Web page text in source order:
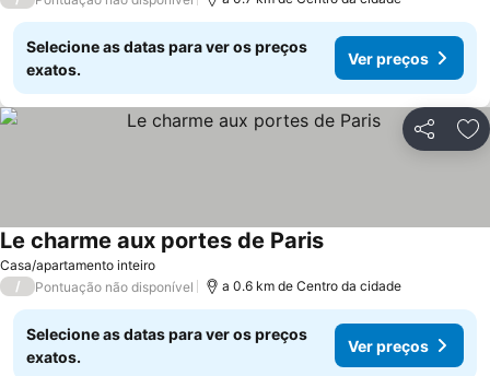
Selecione as datas para ver os preços
exatos.
Ver preços
Partilhar
Casa/apartamento inteiro
Le charme aux portes de ParisVer preços
/ Pontuação não disponível a 0.6 km de Centro da cidade
Selecione as datas para ver os preços
exatos.
Ver preços